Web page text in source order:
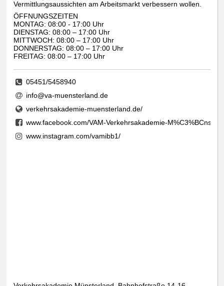
Vermittlungsaussichten am Arbeitsmarkt verbessern wollen.
ÖFFNUNGSZEITEN
MONTAG: 08:00 - 17:00 Uhr
DIENSTAG: 08:00 – 17:00 Uhr
MITTWOCH: 08:00 – 17:00 Uhr
DONNERSTAG: 08:00 – 17:00 Uhr
FREITAG: 08:00 – 17:00 Uhr
05451/5458940
info@va-muensterland.de
verkehrsakademie-muensterland.de/
www.facebook.com/VAM-Verkehrsakademie-
www.instagram.com/vamibb1/